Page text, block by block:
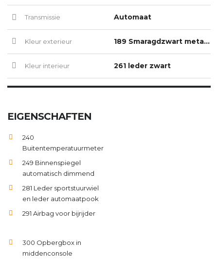
Transmissie Automaat
Kleur exterieur 189 Smaragdzwart metallic
Kleur interieur 261 leder zwart
EIGENSCHAFTEN
240
Buitentemperatuurmeter
249 Binnenspiegel
automatisch dimmend
281 Leder sportstuurwiel
en leder automaatpook
291 Airbag voor bijrijder
300 Opbergbox in
middenconsole